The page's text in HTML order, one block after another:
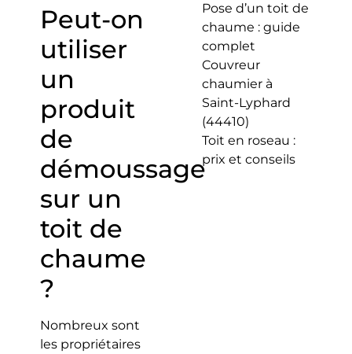
Peut-on
utiliser
un
produit
de
démoussage
sur un
toit de
chaume
?
Nombreux sont
les propriétaires
Pose d’un toit de
chaume : guide
complet
Couvreur
chaumier à
Saint-Lyphard
(44410)
Toit en roseau :
prix et conseils